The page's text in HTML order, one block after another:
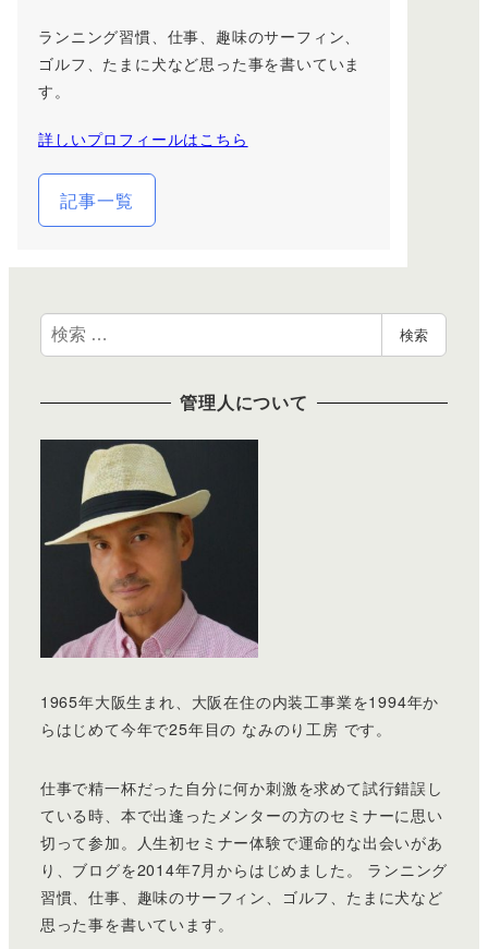
ランニング習慣、仕事、趣味のサーフィン、
ゴルフ、たまに犬など思った事を書いていま
す。
詳しいプロフィールはこちら
記事一覧
検
索
検索
管理人について
1965年大阪生まれ、大阪在住の内装工事業を1994年か
らはじめて今年で25年目の なみのり工房 です。
仕事で精一杯だった自分に何か刺激を求めて試行錯誤し
ている時、本で出逢ったメンターの方のセミナーに思い
切って参加。人生初セミナー体験で運命的な出会いがあ
り、ブログを2014年7月からはじめました。 ランニング
習慣、仕事、趣味のサーフィン、ゴルフ、たまに犬など
思った事を書いています。